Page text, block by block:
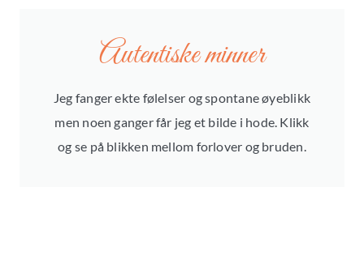
Autentiske minner
Jeg fanger ekte følelser og spontane øyeblikk
men noen ganger får jeg et bilde i hode. Klikk
og se på blikken mellom forlover og bruden.